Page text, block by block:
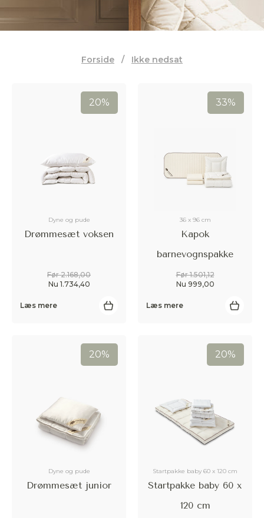
Forside / Ikke nedsat
20%
Dyne og pude
Drømmesæt voksen
Før 2.168,00
Nu 1.734,40
Læs mere
33%
36 x 96 cm
Kapok
barnevognspakke
Før 1.501,12
Nu 999,00
Læs mere
20%
Dyne og pude
Drømmesæt junior
20%
Startpakke baby 60 x 120 cm
Startpakke baby 60 x
120 cm